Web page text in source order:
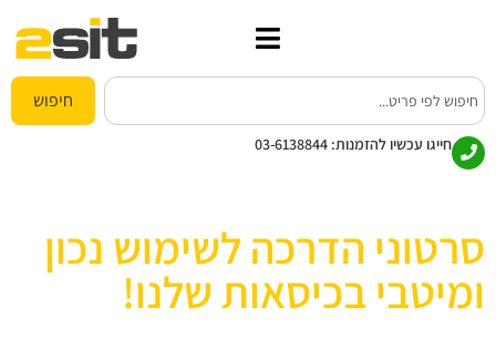
חיפוש
חייגו עכשיו להזמנות: 03-6138844
סרטוני הדרכה לשימוש נכון
ומיטבי בכיסאות שלנו!